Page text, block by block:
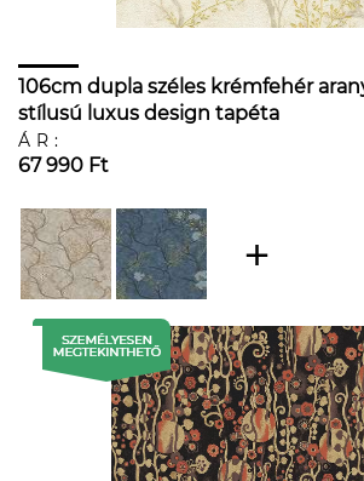
106cm dupla széles krémfehér
stílusú luxus design tapéta
ÁR:
67 990 Ft